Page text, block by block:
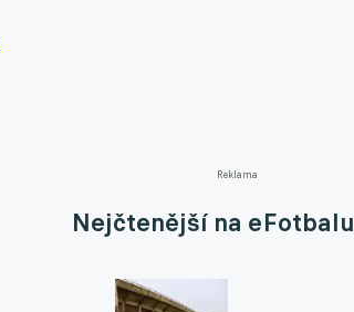
Reklama
Nejčtenější na eFotbalu